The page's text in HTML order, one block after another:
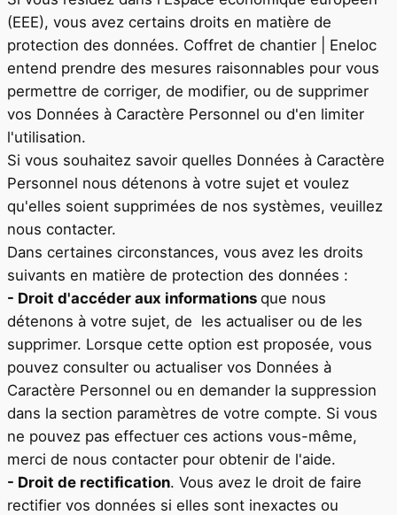
(EEE), vous avez certains droits en matière de
protection des données. Coffret de chantier | Eneloc
entend prendre des mesures raisonnables pour vous
permettre de corriger, de modifier, ou de supprimer
vos Données à Caractère Personnel ou d'en limiter
l'utilisation.
Si vous souhaitez savoir quelles Données à Caractère
Personnel nous détenons à votre sujet et voulez
qu'elles soient supprimées de nos systèmes, veuillez
nous contacter.
Dans certaines circonstances, vous avez les droits
suivants en matière de protection des données :
- Droit d'accéder aux informations que nous
détenons à votre sujet, de les actualiser ou de les
supprimer. Lorsque cette option est proposée, vous
pouvez consulter ou actualiser vos Données à
Caractère Personnel ou en demander la suppression
dans la section paramètres de votre compte. Si vous
ne pouvez pas effectuer ces actions vous-même,
merci de nous contacter pour obtenir de l'aide.
- Droit de rectification. Vous avez le droit de faire
rectifier vos données si elles sont inexactes ou